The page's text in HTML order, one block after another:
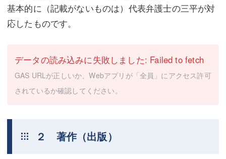
基本的に（記載がないものは）代表弁護士の三平が対
応したものです。
データの読み込みに失敗しました: Failed to fetch
GAS URLが正しいか、Webアプリが「全員」にアクセス許可
されているか確認してください。
２ 著作（出版）